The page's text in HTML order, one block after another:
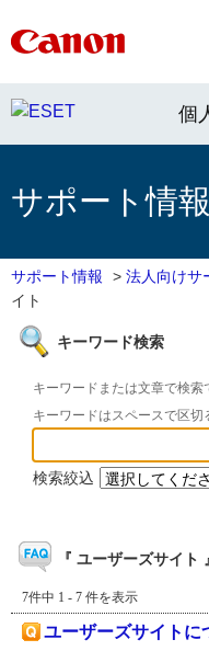
個
サポート情
サポート情報 > 法人向けサ
イト
キーワード検索
キーワードまたは文章で検
キーワードはスペースで区切
検索絞込
『 ユーザーズサイト
7件中 1 - 7 件を表示
ユーザーズサイトに